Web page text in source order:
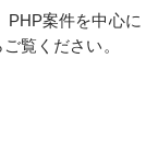
PHP案件を中心
覧ください。